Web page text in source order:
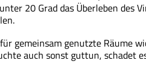
20 Grad das Überleben des
gemeinsam genutzte Räume
auch sonst guttun, schadet